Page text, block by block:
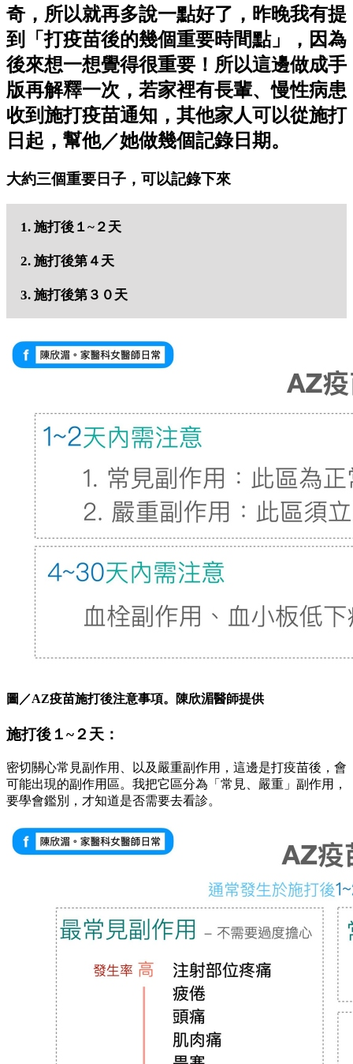
奇，所以就再多說一點好了，昨晚我有提
到「打疫苗後的幾個重要時間點」，因為
後來想一想覺得很重要！所以這邊做成手
版再解釋一次，若家裡有長輩、慢性病患
收到施打疫苗通知，其他家人可以從施打
日起，幫他／她做幾個記錄日期。
大約三個重要日子，可以記錄下來
1. 施打後１~２天
2. 施打後第４天
3. 施打後第３０天
圖／AZ疫苗施打後注意事項。陳欣湄醫師提供
施打後１~２天：
密切關心常見副作用、以及嚴重副作用，這邊是打疫苗後，會
可能出現的副作用區。我把它區分為「常見、嚴重」副作用，
要學會鑑別，才知道是否需要去看診。